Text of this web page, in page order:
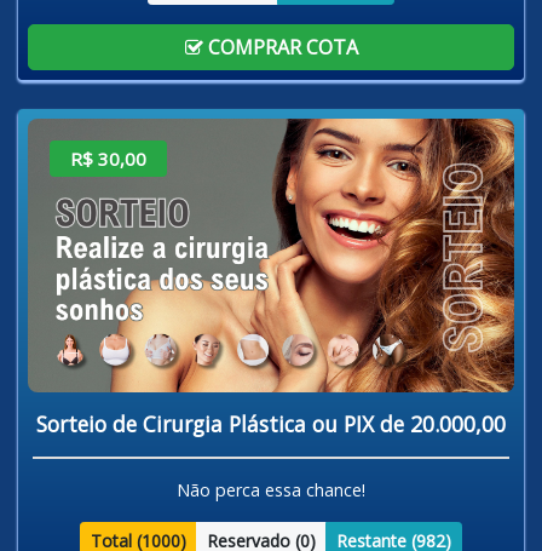
COMPRAR COTA
R$ 30,00
Sorteio de Cirurgia Plástica ou PIX de 20.000,00
Não perca essa chance!
Total (1000) Reservado (0) Restante (982)